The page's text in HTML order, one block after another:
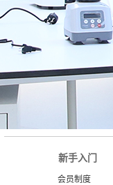
新手入门
会员制度